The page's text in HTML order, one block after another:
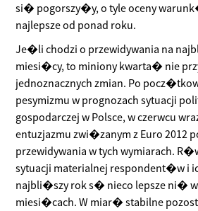
si� pogorszy�y, o tyle oceny
najlepsze od ponad roku.
Je�li chodzi o przewidywania na
miesi�cy, to miniony kwarta� nie
jednoznacznych zmian. Po
pesymizmu w prognozach sytuacji
gospodarczej w Polsce, w czerwcu
entuzjazmu zwi�zanym z Euro
przewidywania w tych wymiarach.
sytuacji materialnej respondent�w i
najbli�szy rok s� nieco lepsze ni�
miesi�cach. W miar� stabilne